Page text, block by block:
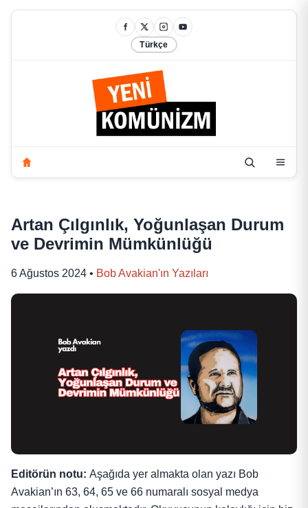
Türkçe
Artan Çılgınlık, Yoğunlaşan Durum
ve Devrimin Mümkünlüğü
6 Ağustos 2024 • Bob Avakian'ın Yazıları
Editörün notu: Aşağıda yer almakta olan yazı Bob
Avakian’ın 63, 64, 65 ve 66 numaralı sosyal medya